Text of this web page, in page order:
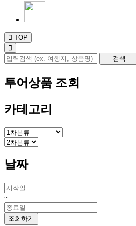
TOP
투어상품 조회
카테고리
날짜
~